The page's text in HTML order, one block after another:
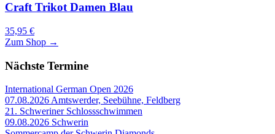
Craft Trikot Damen Blau
35,95 €
Zum Shop →
Nächste Termine
International German Open 2026
07.08.2026 Amtswerder, Seebühne, Feldberg
21. Schweriner Schlossschwimmen
09.08.2026 Schwerin